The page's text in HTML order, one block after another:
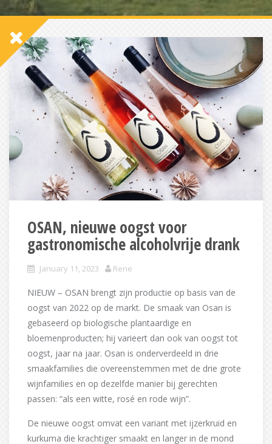
OSAN, nieuwe oogst voor
gastronomische alcoholvrije drank
January 11, 2023 Rene
NIEUW – OSAN brengt zijn productie op basis van de
oogst van 2022 op de markt. De smaak van Osan is
gebaseerd op biologische plantaardige en
bloemenproducten; hij varieert dan ook van oogst tot
oogst, jaar na jaar. Osan is onderverdeeld in drie
smaakfamilies die overeenstemmen met de drie grote
wijnfamilies en op dezelfde manier bij gerechten
passen: “als een witte, rosé en rode wijn”.
De nieuwe oogst omvat een variant met ijzerkruid en
kurkuma die krachtiger smaakt en langer in de mond